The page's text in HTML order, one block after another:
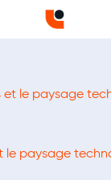
le paysage